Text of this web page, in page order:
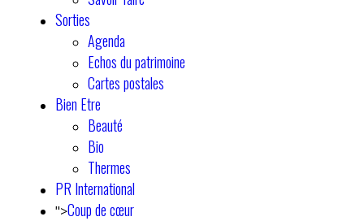
Sorties
Agenda
Echos du patrimoine
Cartes postales
Bien Etre
Beauté
Bio
Thermes
PR International
">Coup de cœur